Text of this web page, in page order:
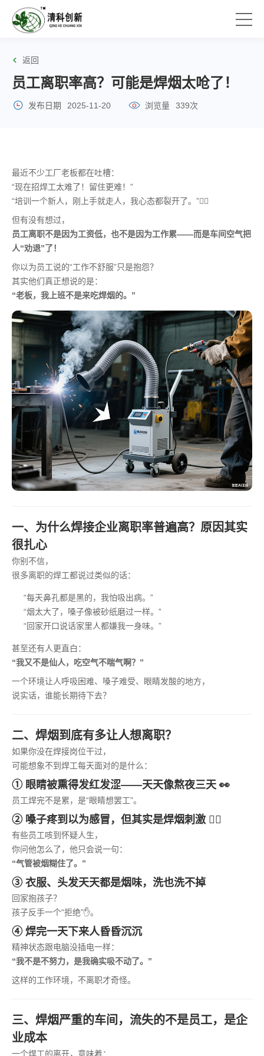
返回
员工离职率高？可能是焊烟太呛了！
发布日期 2025-11-20 浏览量 339次
最近不少工厂老板都在吐槽：
“现在招焊工太难了！留住更难！”
“培训一个新人，刚上手就走人，我心态都裂开了。”😮‍💨
但有没有想过，
员工离职不是因为工资低，也不是因为工作累——而是车间空气把
人“劝退”了！
你以为员工说的“工作不舒服”只是抱怨？
其实他们真正想说的是：
“老板，我上班不是来吃焊烟的。”
一、为什么焊接企业离职率普遍高？原因其实
很扎心
你别不信，
很多离职的焊工都说过类似的话：
“每天鼻孔都是黑的，我怕吸出病。”
“烟太大了，嗓子像被砂纸磨过一样。”
“回家开口说话家里人都嫌我一身味。”
甚至还有人更直白：
“我又不是仙人，吃空气不喘气啊？”
一个环境让人呼吸困难、嗓子难受、眼睛发酸的地方，
说实话，谁能长期待下去？
二、焊烟到底有多让人想离职？
如果你没在焊接岗位干过，
可能想象不到焊工每天面对的是什么：
① 眼睛被熏得发红发涩——天天像熬夜三天 👀
员工焊完不是累，是“眼睛想罢工”。
② 嗓子疼到以为感冒，但其实是焊烟刺激 😵‍💫
有些员工咳到怀疑人生，
你问他怎么了，他只会说一句：
“气管被烟糊住了。”
③ 衣服、头发天天都是烟味，洗也洗不掉
回家抱孩子？
孩子反手一个“拒绝”✋。
④ 焊完一天下来人昏昏沉沉
精神状态跟电脑没插电一样：
“我不是不努力，是我确实吸不动了。”
这样的工作环境，不离职才奇怪。
三、焊烟严重的车间，流失的不是员工，是企
业成本
一个焊工的离开，意味着：